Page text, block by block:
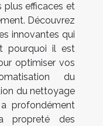
plus efficaces et
Découvrez
innovantes qui
pourquoi il est
optimiser vos
du
du nettoyage
a profondément
propreté des